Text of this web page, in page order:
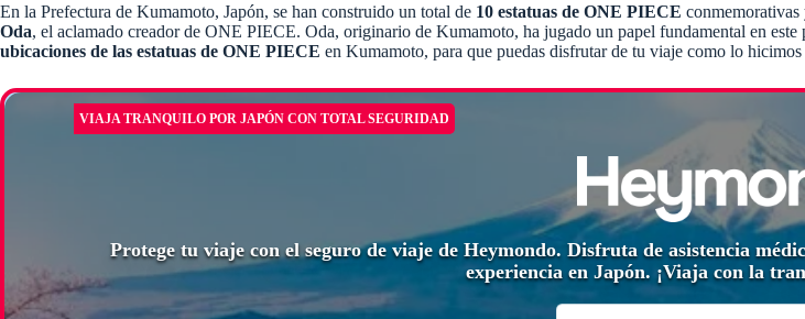
En la Prefectura de Kumamoto, Japón, se han construido un total de 10 estatuas de ONE PIECE conmemorativas
Oda, el aclamado creador de ONE PIECE. Oda, originario de Kumamoto, ha jugado un papel fundamental en
ubicaciones de las estatuas de ONE PIECE en Kumamoto, para que puedas disfrutar de tu viaje como lo hicimos
VIAJA TRANQUILO POR JAPÓN CON TOTAL SEGURIDAD
Protege tu viaje con el seguro de viaje de Heymondo. Disfruta de asistencia
experiencia en Japón. ¡Viaja con la